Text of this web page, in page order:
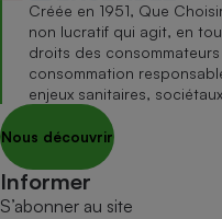
Créée en 1951, Que
non lucratif qui agit, en
droits des
consommation
enjeux sanitaires,
Nous découvrir
Informer
S’abonner au site